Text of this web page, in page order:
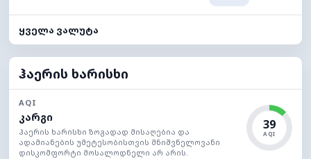
ყველა ვალუტა
ჰაერის ხარისხი
AQI
კარგი
ჰაერის ხარისხი ზოგადად მისაღებია და
ადამიანების უმეტესობისთვის მნიშვნელოვანი
დისკომფორტი მოსალოდნელი არ არის.
39
AQI